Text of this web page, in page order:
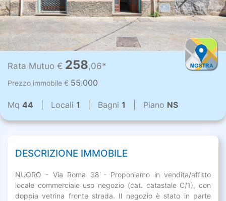
Rata Mutuo € 258,06*
Prezzo immobile € 55.000
Mq 44 | Locali 1 | Bagni 1 | Piano NS
DESCRIZIONE IMMOBILE
NUORO - Via Roma 38 - Proponiamo in vendita/affitto
locale commerciale uso negozio (cat. catastale C/1), con
doppia vetrina fronte strada. Il negozio è stato in parte